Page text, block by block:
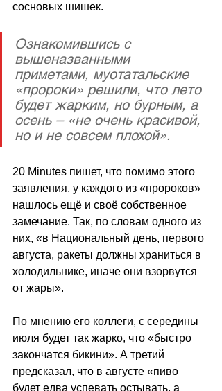
сосновых шишек.
Ознакомившись с
вышеназванными
приметами, муотатальские
«пророки» решили, что лето
будет жарким, но бурным, а
осень – «не очень красивой,
но и не совсем плохой».
20 Minutes пишет, что помимо этого
заявления, у каждого из «пророков»
нашлось ещё и своё собственное
замечание. Так, по словам одного из
них, «в Национальный день, первого
августа, ракеты должны храниться в
холодильнике, иначе они взорвутся
от жары».
По мнению его коллеги, с середины
июля будет так жарко, что «быстро
закончатся бикини». А третий
предсказал, что в августе «пиво
будет едва успевать остывать, а